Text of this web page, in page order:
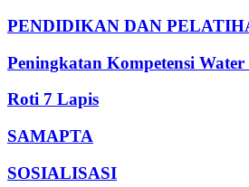
PENDIDIKAN DAN
Peningkatan Kompetensi Water
Roti 7 Lapis
SAMAPTA
SOSIALISASI